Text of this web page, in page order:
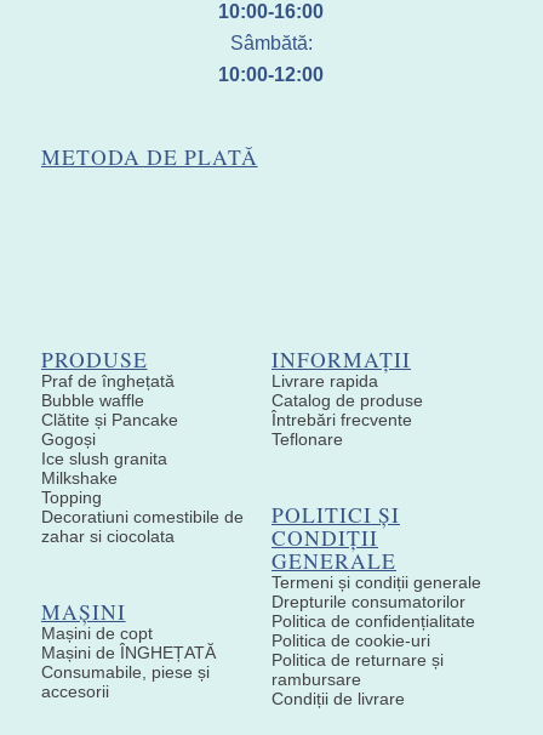
10:00-16:00
Sâmbătă:
10:00-12:00
METODA DE PLATĂ
PRODUSE
Praf de înghețată
Bubble waffle
Clătite și Pancake
Gogoși
Ice slush granita
Milkshake
Topping
Decoratiuni comestibile de
zahar si ciocolata
MAȘINI
Mașini de copt
Mașini de ÎNGHEȚATĂ
Consumabile, piese și
accesorii
INFORMAȚII
Livrare rapida
Catalog de produse
Întrebări frecvente
Teflonare
POLITICI ȘI
CONDIȚII
GENERALE
Termeni și condiții generale
Drepturile consumatorilor
Politica de confidențialitate
Politica de cookie-uri
Politica de returnare și
rambursare
Condiții de livrare